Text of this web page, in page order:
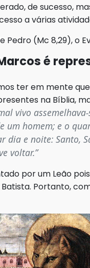
de sucesso,
a várias
Pedro (Mc 8,29), o
é
ter em mente
na Bíblia,
vivo
um homem; e o
dia e noite: Santo,
voltar.”
por um Leão
Portanto,